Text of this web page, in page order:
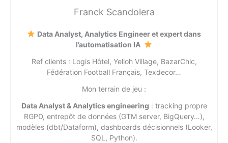
Franck Scandolera
Data Analyst, Analytics Engineer et expert dans
l’automatisation IA
Ref clients : Logis Hôtel, Yelloh Village, BazarChic,
Fédération Football Français, Texdecor…
Mon terrain de jeu :
Data Analyst & Analytics engineering : tracking propre
RGPD, entrepôt de données (GTM server, BigQuery…),
modèles (dbt/Dataform), dashboards décisionnels (Looker,
SQL, Python).